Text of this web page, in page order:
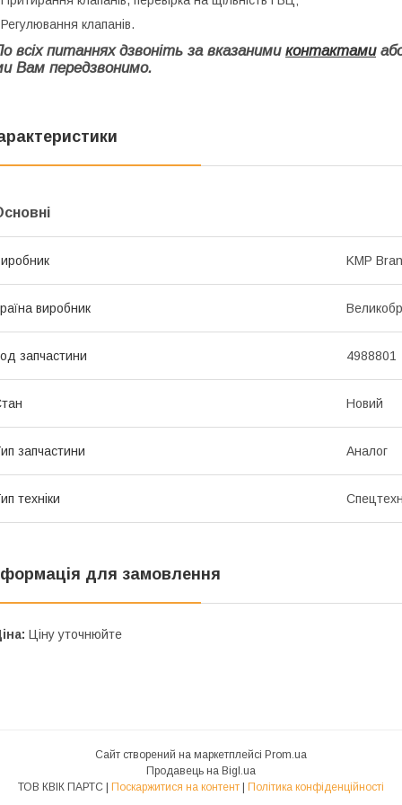
клапанів.
всіх питаннях дзвоніть за вказаними контактами
Вам передзвонимо.
KMP
виробник
запчастини 4988801
Новий
запчастини Аналог
техніки
для замовлення
Ціну уточнюйте
Сайт створений на маркетплейсі Prom.ua
Продавець на Bigl.ua
ТОВ КВІК ПАРТС | Поскаржитися на контент | Політика конфіденційності